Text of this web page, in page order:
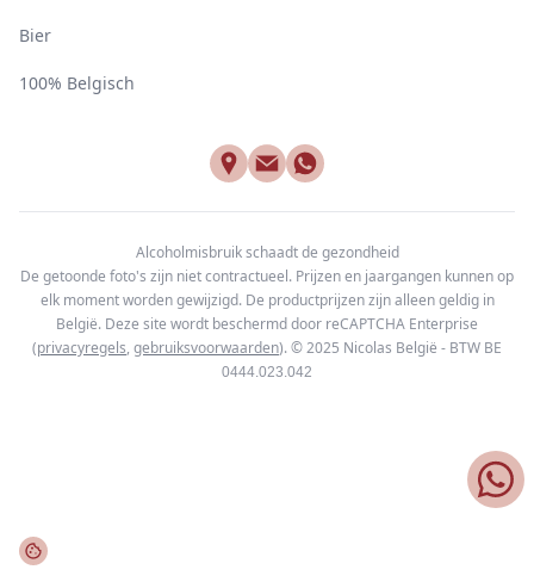
Bier
100% Belgisch
Alcoholmisbruik schaadt de gezondheid
De getoonde foto's zijn niet contractueel. Prijzen en jaargangen kunnen op
elk moment worden gewijzigd. De productprijzen zijn alleen geldig in
België. Deze site wordt beschermd door reCAPTCHA Enterprise
(privacyregels, gebruiksvoorwaarden). © 2025 Nicolas België - BTW BE
0444.023.042